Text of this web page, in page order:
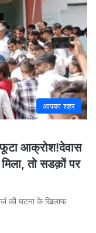
आपका शहर
फूटा आक्रोश!देवास
तो सडक़ों पर
की घटना के खिलाफ